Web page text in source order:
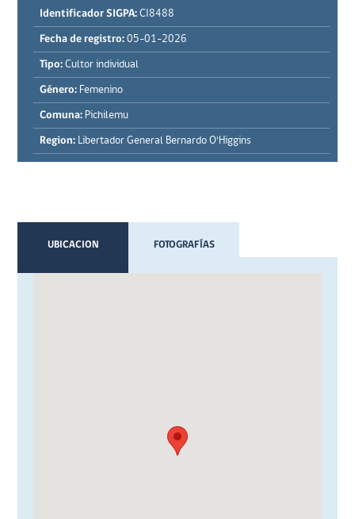
Identificador SIGPA: CI8488
Fecha de registro: 05-01-2026
Tipo: Cultor individual
Género: Femenino
Comuna: Pichilemu
Region: Libertador General Bernardo O'Higgins
UBICACION FOTOGRAFÍAS